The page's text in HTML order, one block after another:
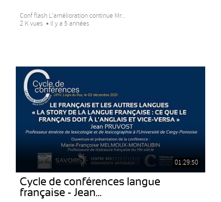
Conf flash L’amélioration continue Mr...
2 K vues
Il y a 5 années
01:29:50
Cycle de conférences langue
française - Jean...